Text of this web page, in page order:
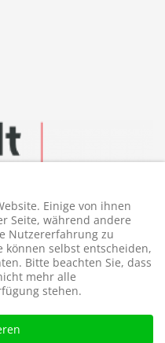
Einige von ihnen
Seite, während andere
Nutzererfahrung zu
können selbst entscheiden,
Bitte beachten Sie, dass
mehr alle
stehen.